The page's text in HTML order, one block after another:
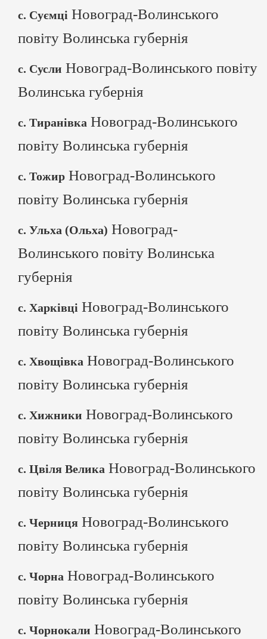
с. Суємці Новоград-Волинського
повіту Волинська губернія
с. Сусли Новоград-Волинського повіту
Волинська губернія
с. Тиранівка Новоград-Волинського
повіту Волинська губернія
с. Тожир Новоград-Волинського
повіту Волинська губернія
с. Ульха (Ольха) Новоград-
Волинського повіту Волинська
губернія
с. Харківці Новоград-Волинського
повіту Волинська губернія
с. Хвощівка Новоград-Волинського
повіту Волинська губернія
с. Хижники Новоград-Волинського
повіту Волинська губернія
с. Цвіля Велика Новоград-Волинського
повіту Волинська губернія
с. Черниця Новоград-Волинського
повіту Волинська губернія
с. Чорна Новоград-Волинського
повіту Волинська губернія
с. Чорнокали Новоград-Волинського